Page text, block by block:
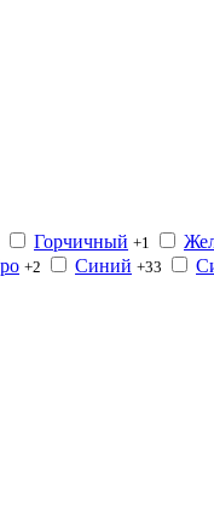
Горчичный +1
+2 Синий +33